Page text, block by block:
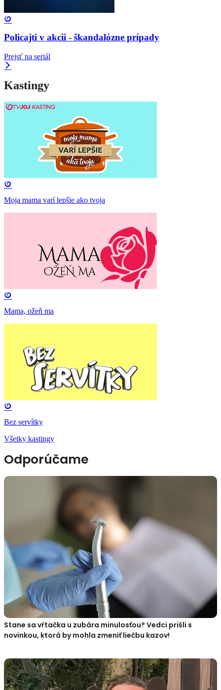
Policajti v akcii - škandalózne prípady
Prejsť na seriál
Kastingy
Moja mama varí lepšie ako tvoja
Mama, ožeň ma
Bez servítky
Všetky kastingy
Odporúčame
Stane sa vŕtačka u zubára minulosťou? Vedci prišli s
novinkou, ktorá by mohla zmeniť liečbu kazov!